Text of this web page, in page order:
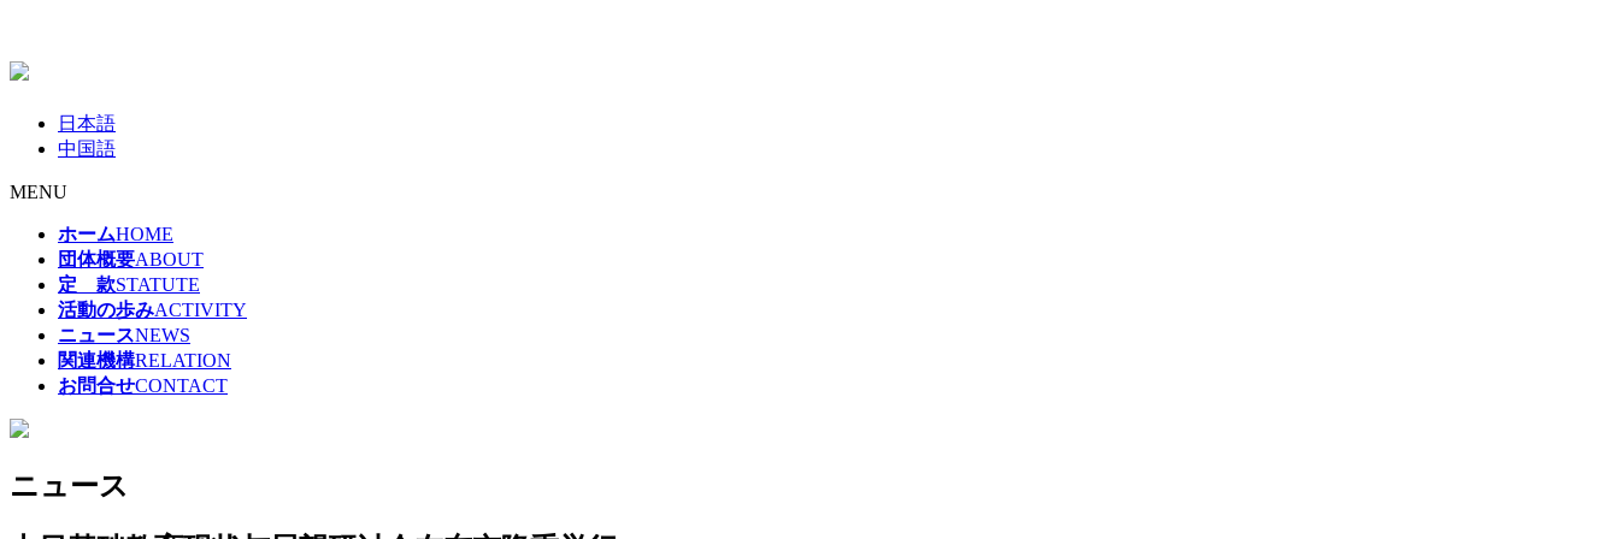
日本語
中国語
MENU
ホームHOME
団体概要ABOUT
定 款STATUTE
活動の歩みACTIVITY
ニュースNEWS
関連機構RELATION
お問合せCONTACT
ニュース